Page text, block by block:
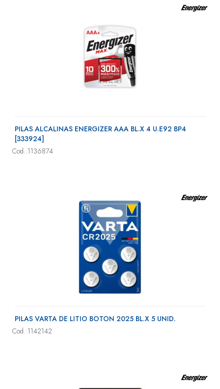
PILAS ALCALINAS ENERGIZER AAA BL.X 4 U.E92 BP4
[333924]
Cod.:1136874
PILAS VARTA DE LITIO BOTON 2025 BL.X 5 UNID.
Cod.:1142142